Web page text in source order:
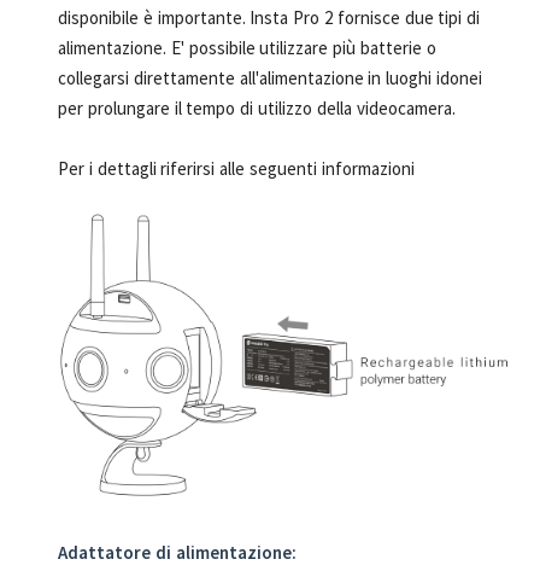
disponibile è importante. Insta Pro 2 fornisce due tipi di
alimentazione. E' possibile utilizzare più batterie o
collegarsi direttamente all'alimentazione in luoghi idonei
per prolungare il tempo di utilizzo della videocamera.
Per i dettagli riferirsi alle seguenti informazioni
Adattatore di alimentazione: